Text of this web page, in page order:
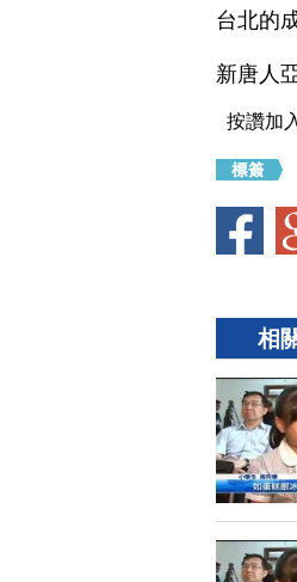
台北的
新唐人
按讚加
相